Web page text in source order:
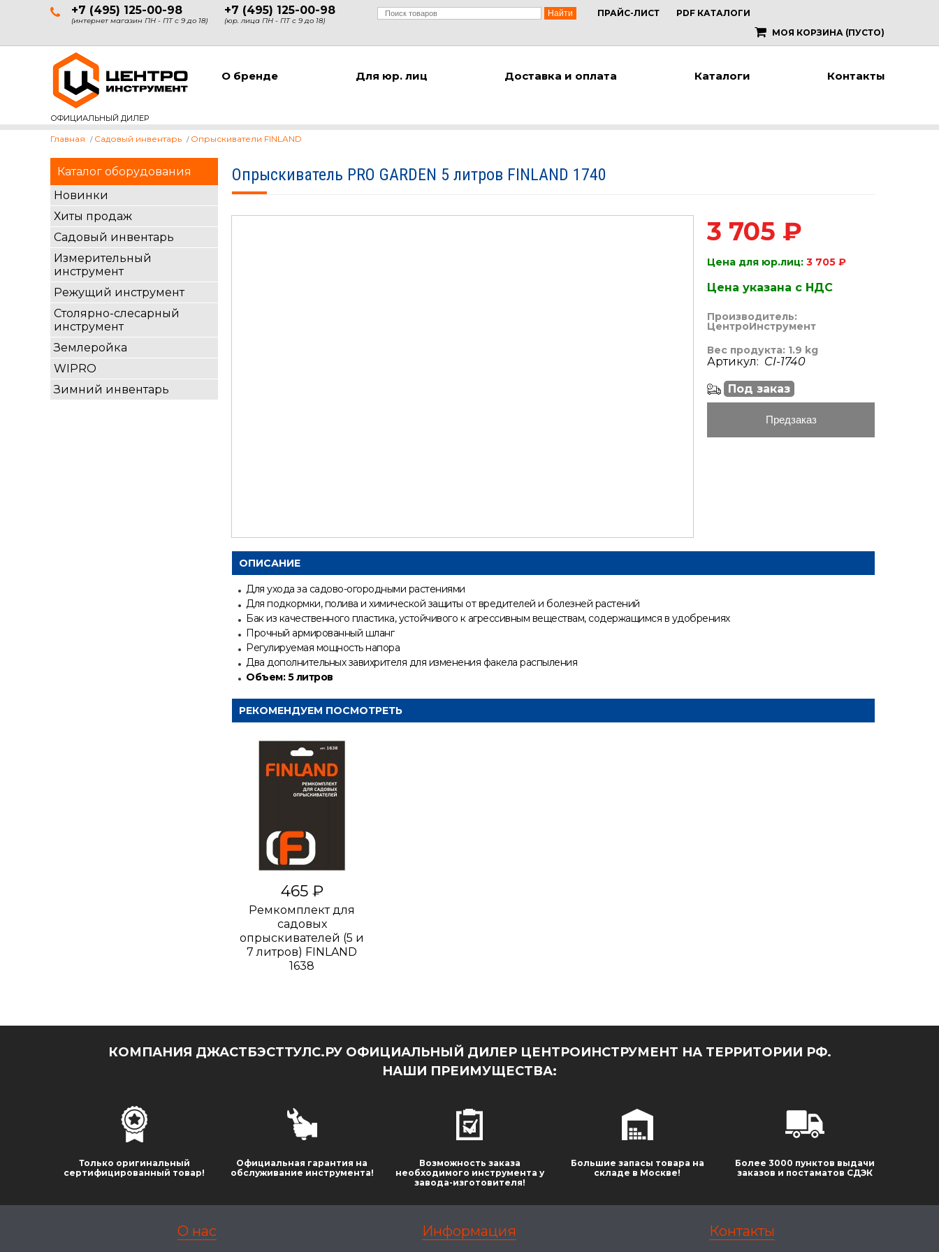
+7 (495) 125-00-98
(интернет магазин ПН - ПТ с 9 до 18)
+7 (495) 125-00-98
(юр. лица ПН - ПТ с 9 до 18)
ПРАЙС-ЛИСТ
PDF КАТАЛОГИ
МОЯ КОРЗИНА (ПУСТО)
ОФИЦИАЛЬНЫЙ ДИЛЕР
О бренде Для юр. лиц Доставка и оплата Каталоги Контакты
Каталог оборудования
Новинки
Хиты продаж
Садовый инвентарь
Измерительный
инструмент
Режущий инструмент
Столярно-слесарный
инструмент
Землеройка
WIPRO
Зимний инвентарь
Главная Садовый инвентарь Опрыскиватели FINLAND
Опрыскиватель PRO GARDEN 5 литров FINLAND 1740
3 705 ₽
Цена для юр.лиц: 3 705 ₽
Цена указана с НДС
Производитель:
ЦентроИнструмент
Вес продукта: 1.9 kg
Артикул: CI-1740
Под заказ
Предзаказ
ОПИСАНИЕ
Для ухода за садово-огородными растениями
Для подкормки, полива и химической защиты от вредителей и болезней растений
Бак из качественного пластика, устойчивого к агрессивным веществам, содержащимся в удобрениях
Прочный армированный шланг
Регулируемая мощность напора
Два дополнительных завихрителя для изменения факела распыления
Объем: 5 литров
РЕКОМЕНДУЕМ ПОСМОТРЕТЬ
465 ₽
Ремкомплект для
садовых
опрыскивателей (5 и
7 литров) FINLAND
1638
КОМПАНИЯ ДЖАСТБЭСТТУЛС.РУ ОФИЦИАЛЬНЫЙ ДИЛЕР ЦЕНТРОИНСТРУМЕНТ НА ТЕРРИТОРИИ РФ.
НАШИ ПРЕИМУЩЕСТВА:
Только оригинальный
сертифицированный товар!
Официальная гарантия на
обслуживание инструмента!
Возможность заказа
необходимого инструмента у
завода-изготовителя!
Большие запасы товара на
складе в Москве!
Более 3000 пунктов выдачи
заказов и постаматов СДЭК
О нас Информация Контакты